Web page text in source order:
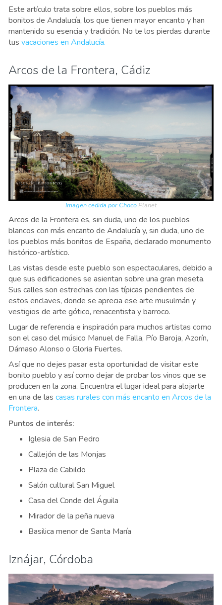
Este artículo trata sobre ellos, sobre los pueblos más
bonitos de Andalucía, los que tienen mayor encanto y han
mantenido su esencia y tradición. No te los pierdas durante
tus vacaciones en Andalucía.
Arcos de la Frontera, Cádiz
Imagen cedida por Choco Planet
Arcos de la Frontera es, sin duda, uno de los pueblos
blancos con más encanto de Andalucía y, sin duda, uno de
los pueblos más bonitos de España, declarado monumento
histórico-artístico.
Las vistas desde este pueblo son espectaculares, debido a
que sus edificaciones se asientan sobre una gran meseta.
Sus calles son estrechas con las típicas pendientes de
estos enclaves, donde se aprecia ese arte musulmán y
vestigios de arte gótico, renacentista y barroco.
Lugar de referencia e inspiración para muchos artistas como
son el caso del músico Manuel de Falla, Pío Baroja, Azorín,
Dámaso Alonso o Gloria Fuertes.
Así que no dejes pasar esta oportunidad de visitar este
bonito pueblo y así como dejar de probar los vinos que se
producen en la zona. Encuentra el lugar ideal para alojarte
en una de las casas rurales con más encanto en Arcos de la
Frontera.
Puntos de interés:
Iglesia de San Pedro
Callejón de las Monjas
Plaza de Cabildo
Salón cultural San Miguel
Casa del Conde del Águila
Mirador de la peña nueva
Basilica menor de Santa María
Iznájar, Córdoba